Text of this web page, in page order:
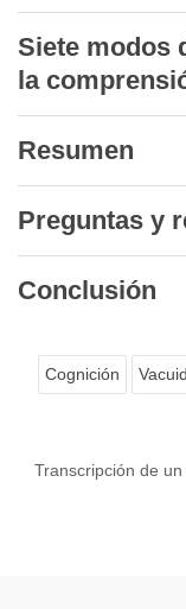
Siete modos
la
Resumen
Preguntas y
Conclusión
Cognición
Transcripción de